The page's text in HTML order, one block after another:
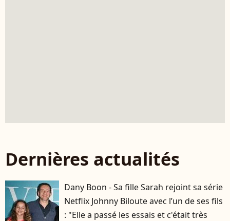
Dernières actualités
Dany Boon - Sa fille Sarah rejoint sa série
Netflix Johnny Biloute avec l’un de ses fils
: "Elle a passé les essais et c'était très